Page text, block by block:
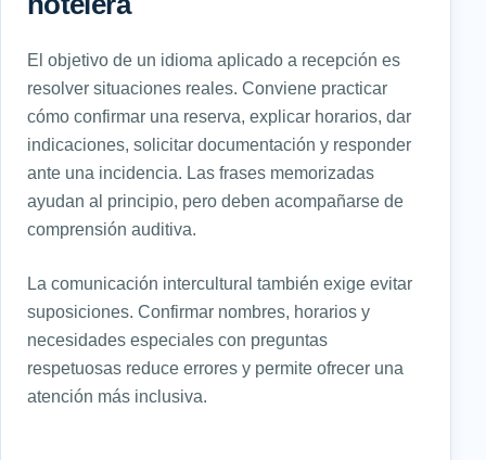
El objetivo de un idioma aplicado a recepción es
resolver situaciones reales. Conviene practicar
cómo confirmar una reserva, explicar horarios, dar
indicaciones, solicitar documentación y responder
ante una incidencia. Las frases memorizadas
ayudan al principio, pero deben acompañarse de
comprensión auditiva.
La comunicación intercultural también exige evitar
suposiciones. Confirmar nombres, horarios y
necesidades especiales con preguntas
respetuosas reduce errores y permite ofrecer una
atención más inclusiva.